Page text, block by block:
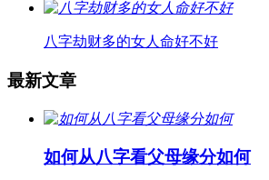
八字劫财多的女人命好不好
最新文章
如何从八字看父母缘分如何